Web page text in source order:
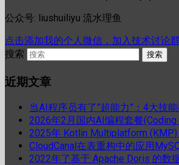
公众号: liushuiliyu 流水理鱼
点击添加我的个人微信，加入技术讨论
搜索
近期文章
当AI程序员有了”超能力”：4大技
2026年2月国内AI编程套餐
2025年 Kotlin Multiplatform
CloudCanal在表重构中的应用
2022年了基于 Apache Doris 的数